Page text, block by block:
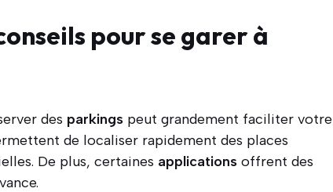
pour se garer à
des parkings peut grandement faciliter votre
de localiser rapidement des places
De plus, certaines applications offrent des